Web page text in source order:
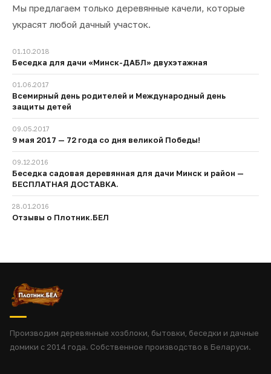
Мы предлагаем только деревянные качели, которые
украсят любой дачный участок.
01.10.2018
Беседка для дачи «Минск-ДАБЛ» двухэтажная
01.06.2017
Всемирный день родителей и Международный день
защиты детей
09.05.2017
9 мая 2017 — 72 года со дня великой Победы!
09.12.2016
Беседка садовая деревянная для дачи Минск и район —
БЕСПЛАТНАЯ ДОСТАВКА.
28.01.2016
Отзывы о Плотник.БЕЛ
Производим деревянные хозблоки, бытовки, беседки и дачные
домики с 2014 года. Собственное производство в Беларуси.